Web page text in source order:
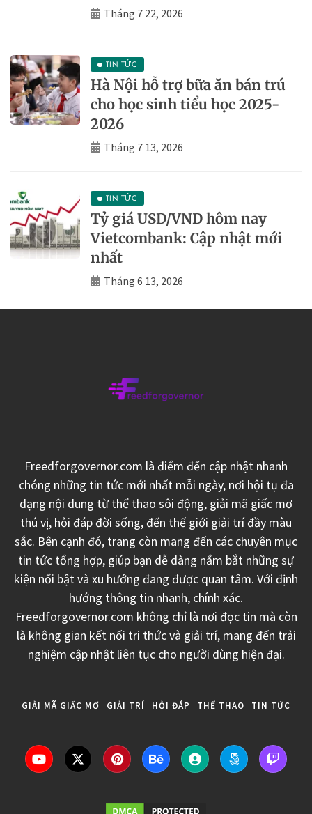
Tháng 7 22, 2026
TIN TỨC
Hà Nội hỗ trợ bữa ăn bán trú
cho học sinh tiểu học 2025-
2026
Tháng 7 13, 2026
TIN TỨC
Tỷ giá USD/VND hôm nay
Vietcombank: Cập nhật mới
nhất
Tháng 6 13, 2026
Freedforgovernor.com là điểm đến cập nhật nhanh
chóng những tin tức mới nhất mỗi ngày, nơi hội tụ đa
dạng nội dung từ thể thao sôi động, giải mã giấc mơ
thú vị, hỏi đáp đời sống, đến thế giới giải trí đầy màu
sắc. Bên cạnh đó, trang còn mang đến các chuyên mục
tin tức tổng hợp, giúp bạn dễ dàng nắm bắt những sự
kiện nổi bật và xu hướng đang được quan tâm. Với định
hướng thông tin nhanh, chính xác.
Freedforgovernor.com không chỉ là nơi đọc tin mà còn
là không gian kết nối tri thức và giải trí, mang đến trải
nghiệm cập nhật liên tục cho người dùng hiện đại.
GIẢI MÃ GIẤC MƠ GIẢI TRÍ HỎI ĐÁP THỂ THAO TIN TỨC